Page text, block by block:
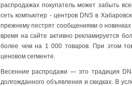
распродажах покупатель может забыть
сеть компьютер - центров DNS в
прежнему пестрят сообщениями о
время на сайте активно рекламируется
более чем на 1 000 товаров. При этом
ценовом сегменте.
Весенние распродажи — это традиция
долгожданного объявления и скидках. В